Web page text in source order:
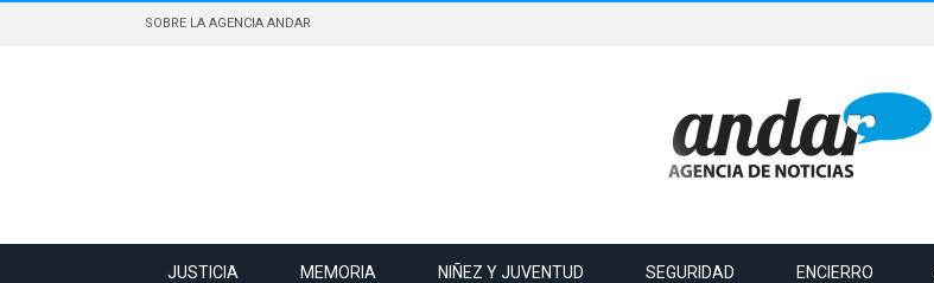
SOBRE LA AGENCIA ANDAR
JUSTICIA MEMORIA NIÑEZ Y JUVENTUD SEGURIDAD ENCIERRO